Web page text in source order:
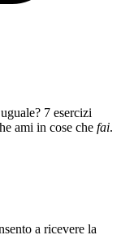
7 esercizi
ami in cose che fai.
a ricevere la